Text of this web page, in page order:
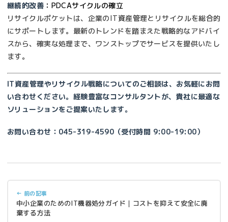
継続的改善 ：PDCAサイクルの確立
リサイクルポケットは、企業のIT資産管理とリサイクルを総合的
にサポートします。最新のトレンドを踏まえた戦略的なアドバイ
スから、確実な処理まで、ワンストップでサービスを提供いたし
ます。
IT資産管理やリサイクル戦略についてのご相談は、お気軽にお問
い合わせください。経験豊富なコンサルタントが、貴社に最適な
ソリューションをご提案いたします。
お問い合わせ：045-319-4590（受付時間 9:00-19:00）
← 前の記事
中小企業のためのIT機器処分ガイド｜コストを抑えて安全に廃
棄する方法